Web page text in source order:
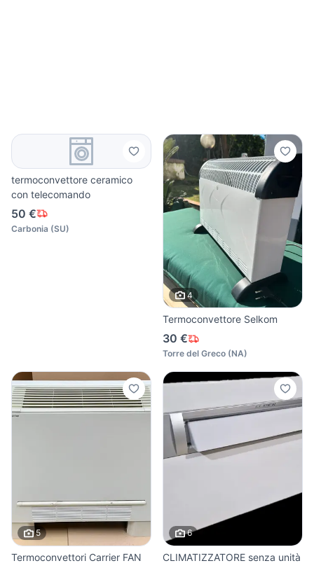
termoconvettore ceramico
con telecomando
50 €
Carbonia (SU)
4
Termoconvettore Selkom
30 €
Torre del Greco (NA)
5
Termoconvettori Carrier FAN
6
CLIMATIZZATORE senza unità